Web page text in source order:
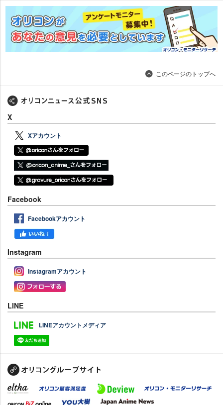
このページのトップへ
X
Xアカウント
Facebook
Facebookアカウント
Instagram
Instagramアカウント
LINE
LINEアカウントメディア